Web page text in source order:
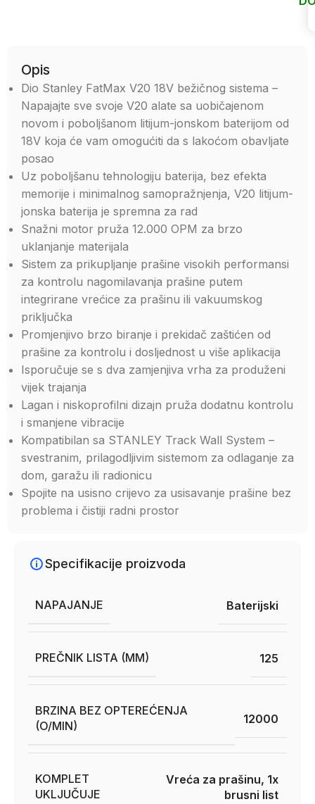
Opis
Dio Stanley FatMax V20 18V bežičnog sistema –
Napajajte sve svoje V20 alate sa uobičajenom
novom i poboljšanom litijum-jonskom baterijom od
18V koja će vam omogućiti da s lakoćom obavljate
posao
Uz poboljšanu tehnologiju baterija, bez efekta
memorije i minimalnog samopražnjenja, V20 litijum-
jonska baterija je spremna za rad
Snažni motor pruža 12.000 OPM za brzo
uklanjanje materijala
Sistem za prikupljanje prašine visokih performansi
za kontrolu nagomilavanja prašine putem
integrirane vrećice za prašinu ili vakuumskog
priključka
Promjenjivo brzo biranje i prekidač zaštićen od
prašine za kontrolu i dosljednost u više aplikacija
Isporučuje se s dva zamjenjiva vrha za produženi
vijek trajanja
Lagan i niskoprofilni dizajn pruža dodatnu kontrolu
i smanjene vibracije
Kompatibilan sa STANLEY Track Wall System –
svestranim, prilagodljivim sistemom za odlaganje za
dom, garažu ili radionicu
Spojite na usisno crijevo za usisavanje prašine bez
problema i čistiji radni prostor
Specifikacije proizvoda
NAPAJANJE Baterijski
PREČNIK LISTA (MM) 125
BRZINA BEZ OPTEREĆENJA
(O/MIN)
12000
KOMPLET
UKLJUČUJE
Vreća za prašinu, 1x
brusni list